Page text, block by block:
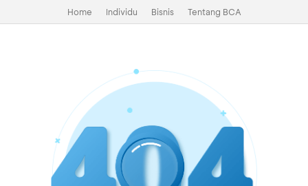
Home Individu Bisnis Tentang BCA